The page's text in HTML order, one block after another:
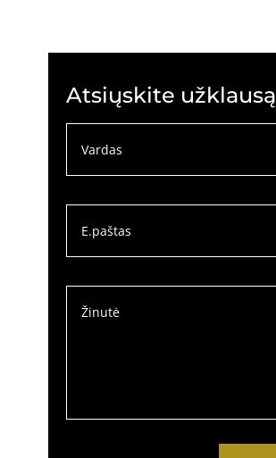
Atsiųskite užklausą